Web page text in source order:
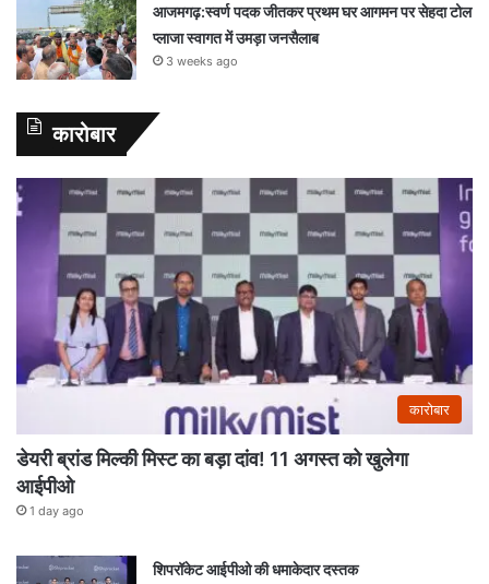
आजमगढ़:स्वर्ण पदक जीतकर प्रथम घर आगमन पर सेहदा टोल
प्लाजा स्वागत में उमड़ा जनसैलाब
3 weeks ago
कारोबार
कारोबार
डेयरी ब्रांड मिल्की मिस्ट का बड़ा दांव! 11 अगस्त को खुलेगा
आईपीओ
1 day ago
शिपरॉकेट आईपीओ की धमाकेदार दस्तक